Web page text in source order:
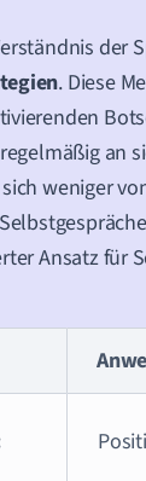
. Diese
an
weniger
Ansatz für